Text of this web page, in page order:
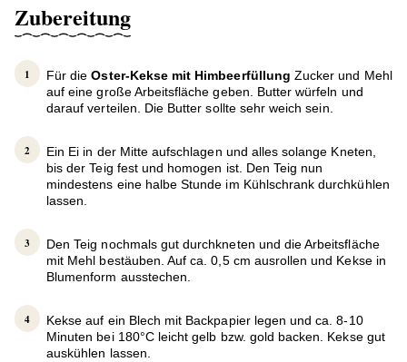
Zubereitung
Für dieOster-Kekse mit Himbeerfüllung Zucker und Mehl
auf eine große Arbeitsfläche geben. Butter würfeln und
darauf verteilen. Die Butter sollte sehr weich sein.
Ein Ei in der Mitte aufschlagen und alles solange Kneten,
bis der Teig fest und homogen ist. Den Teig nun
mindestens eine halbe Stunde im Kühlschrank durchkühlen
lassen.
Den Teig nochmals gut durchkneten und die Arbeitsfläche
mit Mehl bestäuben. Auf ca. 0,5 cm ausrollen und Kekse in
Blumenform ausstechen.
Kekse auf ein Blech mit Backpapier legen und ca. 8-10
Minuten bei 180°C leicht gelb bzw. gold backen. Kekse gut
auskühlen lassen.